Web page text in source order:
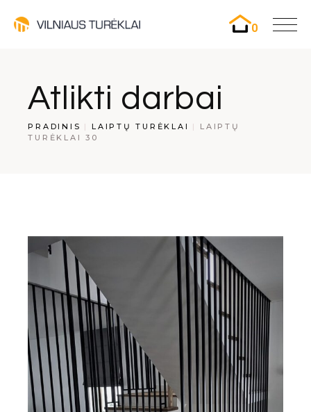
0
Atlikti darbai
PRADINIS LAIPTŲ TURĖKLAI
LAIPTŲ
TURĖKLAI 30